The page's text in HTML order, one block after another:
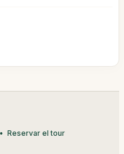
Reservar el tour